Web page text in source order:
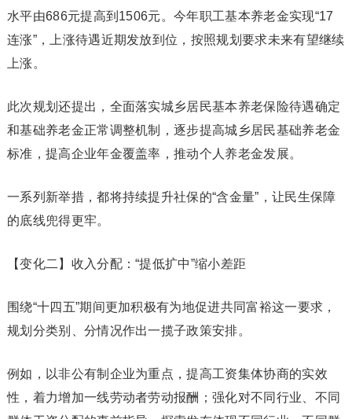
水平由686元提高到1506元。今年职工基本养老金实现“17
连涨”，上涨待遇近期发放到位，按照规划要求未来有望继续
上涨。
此次规划还提出，全面落实城乡居民基本养老保险待遇确定
和基础养老金正常调整机制，逐步提高城乡居民基础养老金
标准，提高企业年金覆盖率，推动个人养老金发展。
一系列新举措，都将持续提升社保的“含金量”，让民生保障
的底线兜得更牢。
【变化二】收入分配：“提低扩中”缩小差距
围绕“十四五”期间更加积极有为地促进共同富裕这一要求，
规划分类别、分情况作出一揽子政策安排。
例如，以非公有制企业为重点，提高工资集体协商的实效
性，着力增加一线劳动者劳动报酬；强化对不同行业、不同